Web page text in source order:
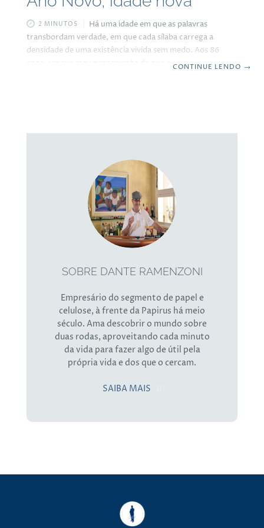
2 MINUTOS
Há uma idade em que as palavras
transbordam verdade, em que cada sílaba carrega a
densidade de uma existência vivida sem medo. Aos 86
anos, renovo meu pensamento de que a vida não se mede
CONTINUE LENDO →
SOBRE DANTE RAMENZONI
Empresário do segmento de papel e
celulose, à frente da Papirus há meio
século. Ama descobrir o mundo sobre
duas rodas, aproveitando cada minuto
da vida para fazer algo de útil pela
própria vida e dos que o cercam.
SAIBA MAIS